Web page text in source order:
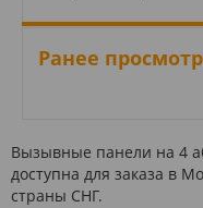
Ранее
Вызывные панели на 4
доступна для заказа в
страны СНГ.